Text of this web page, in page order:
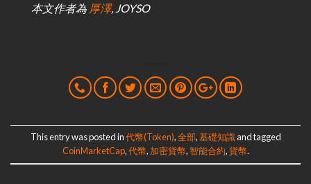
本文作者為 厚澤, JOYSO
This entry was posted in代幣(Token),全部,基礎知識and tagged
CoinMarketCap,代幣, 加密貨幣,智能合約,貨幣.